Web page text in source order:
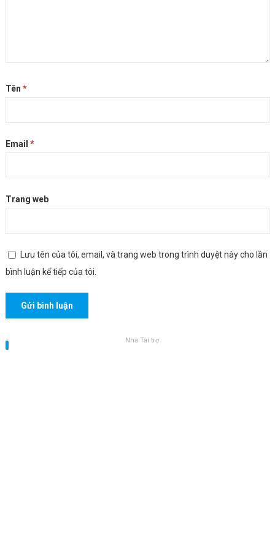
Tên *
Email *
Trang web
Lưu tên của tôi, email, và trang web trong trình duyệt này cho lần
bình luận kế tiếp của tôi.
Nhà Tài trợ